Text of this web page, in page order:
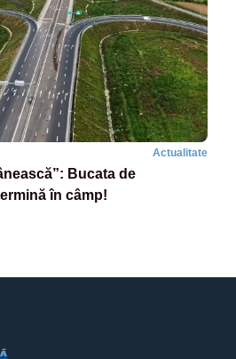
Actualitate
Bucata de
în câmp!